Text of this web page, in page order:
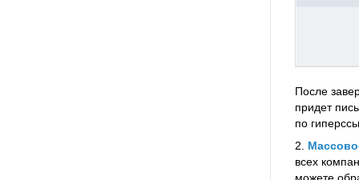
После
придет
по
2.
всех